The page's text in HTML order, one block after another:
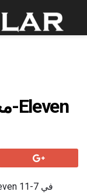
يوم Slurpee مجاني في 7-Eleven
يحصل الجميع على Slurpees مجانا في 7-Eleven في 7-11